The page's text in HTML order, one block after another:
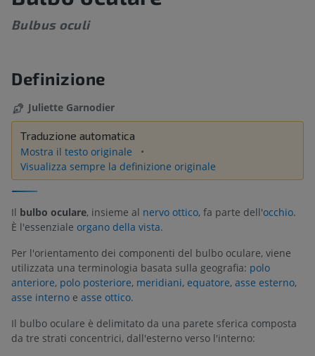
Bulbus oculi
Definizione
Juliette Garnodier
Traduzione automatica
Mostra il testo originale
Visualizza sempre la definizione originale
Il bulbo oculare, insieme al nervo ottico, fa parte dell'occhio.
È l'essenziale organo della vista.
Per l'orientamento dei componenti del bulbo oculare, viene
utilizzata una terminologia basata sulla geografia: polo
anteriore, polo posteriore, meridiani, equatore, asse esterno,
asse interno e asse ottico.
Il bulbo oculare è delimitato da una parete sferica composta
da tre strati concentrici, dall'esterno verso l'interno: